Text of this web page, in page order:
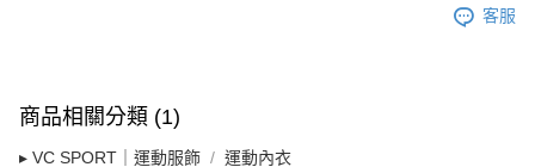
客服
商品相關分類 (1)
▸ VC SPORT｜運動服飾 運動內衣